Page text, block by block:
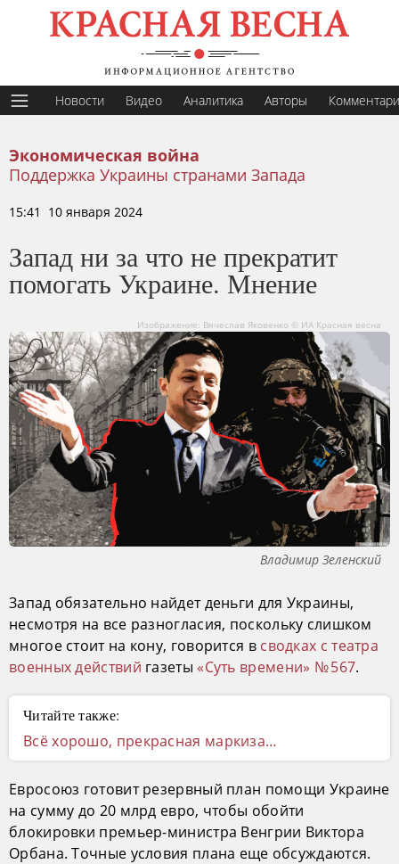
Новости Видео Аналитика Авторы
Экономическая война
Поддержка Украины странами Запада
15:41 10 января 2024
Запад ни за что не прекратит
помогать Украине. Мнение
Изображение: Вячеслав Яковенко © ИА Красная весна
Владимир Зеленский
Запад обязательно найдет деньги для Украины,
несмотря на все разногласия, поскольку слишком
многое стоит на кону, говорится в сводках с театра
военных действий газеты «Суть времени» № 567.
Читайте также:
Всё хорошо, прекрасная маркиза…
Евросоюз готовит резервный план помощи Украине
на сумму до 20 млрд евро, чтобы обойти
блокировки премьер-министра Венгрии Виктора
Орбана. Точные условия плана еще обсуждаются.